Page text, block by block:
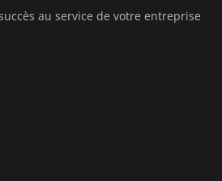
au service de votre entreprise